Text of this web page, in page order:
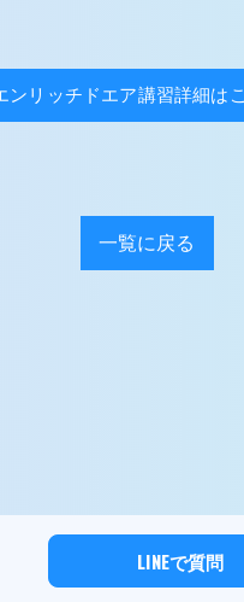
ンリッチドエア講習詳細は
一覧に戻る
LINEで質問